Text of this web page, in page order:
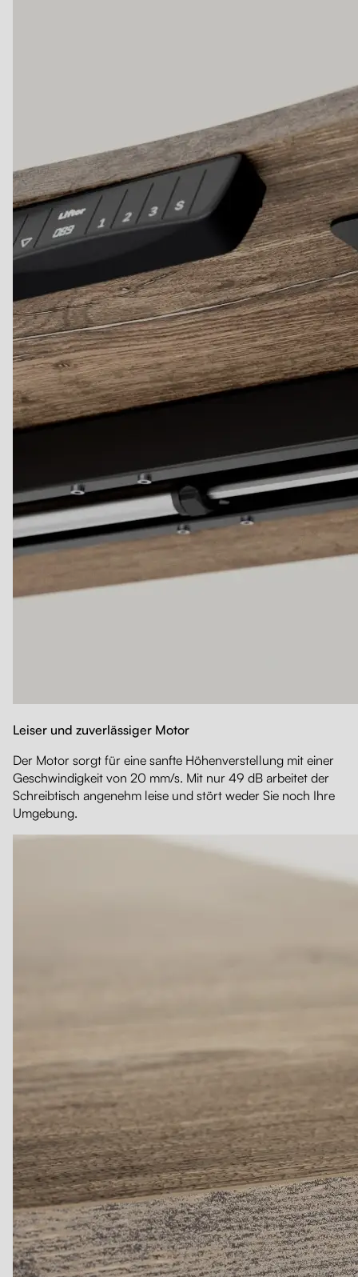
Leiser und zuverlässiger Motor
Der Motor sorgt für eine sanfte Höhenverstellung mit einer
Geschwindigkeit von 20 mm/s. Mit nur 49 dB arbeitet der
Schreibtisch angenehm leise und stört weder Sie noch Ihre
Umgebung.